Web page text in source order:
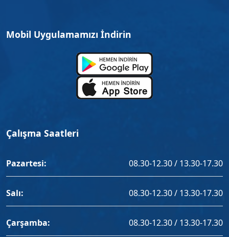
Mobil Uygulamamızı İndirin
Çalışma Saatleri
Pazartesi: 08.30-12.30 / 13.30-17.30
Salı: 08.30-12.30 / 13.30-17.30
Çarşamba: 08.30-12.30 / 13.30-17.30